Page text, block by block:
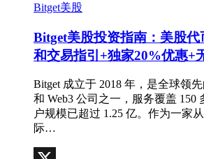
Bitget美股
Bitget美股投资指南：美股
和交易指引+独家20%优惠+
Bitget 成立于 2018 年，是全球领
和 Web3 公司之一，服务覆盖 150
户规模已超过 1.25 亿。作为一家
际…